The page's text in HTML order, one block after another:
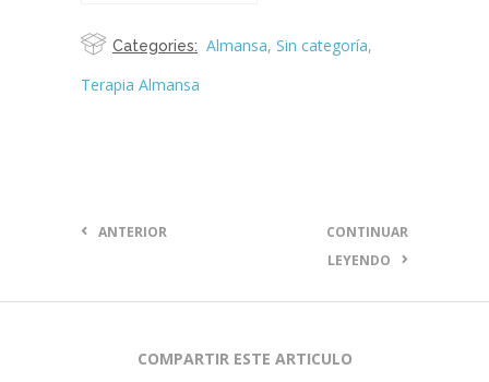
Categories: Almansa, Sin categoría,
Terapia Almansa
ANTERIOR
CONTINUAR
LEYENDO
COMPARTIR ESTE ARTICULO